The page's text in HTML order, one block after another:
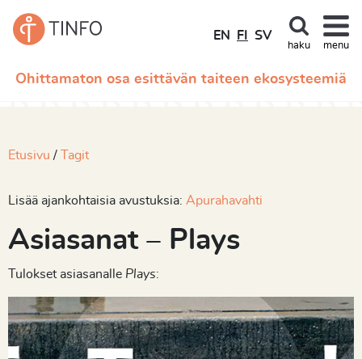
Ohittamaton osa esittävän taiteen ekosysteemiä
EN FI SV
haku menu
Etusivu Tagit
Lisää ajankohtaisia avustuksia: Apurahavahti
Asiasanat – Plays
Tulokset asiasanalle Plays: